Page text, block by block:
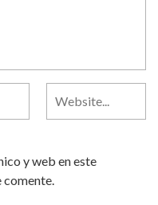
y web en este